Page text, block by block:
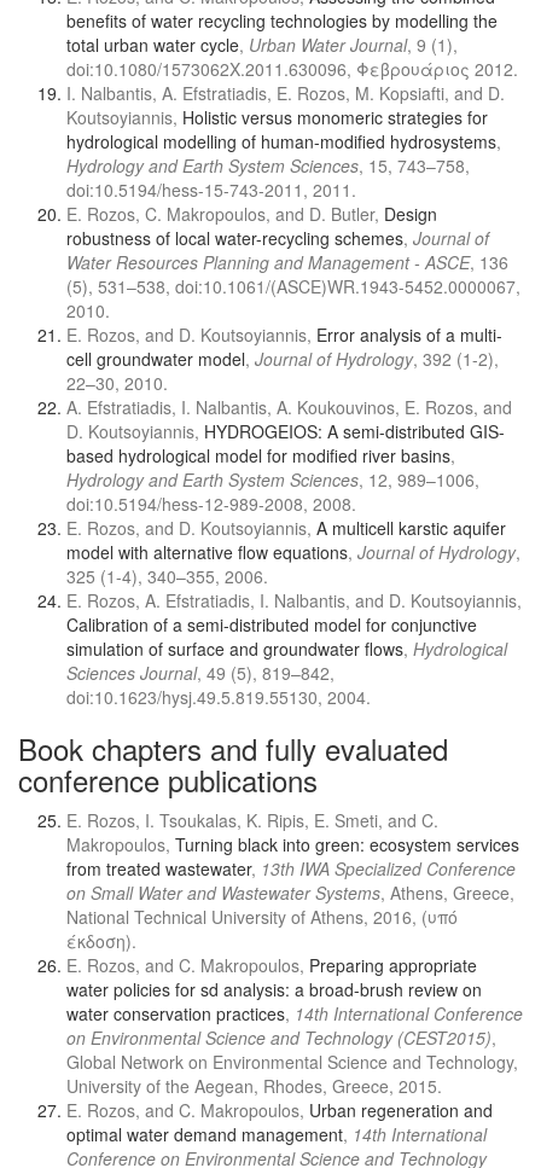
benefits of water recycling technologies by modelling the
total urban water cycle, Urban Water Journal, 9 (1),
doi:10.1080/1573062X.2011.630096, Φεβρουάριος 2012.
I. Nalbantis, A. Efstratiadis, E. Rozos, M. Kopsiafti, and D.
Koutsoyiannis, Holistic versus monomeric strategies for
hydrological modelling of human-modified hydrosystems,
Hydrology and Earth System Sciences, 15, 743–758,
doi:10.5194/hess-15-743-2011, 2011.
E. Rozos, C. Makropoulos, and D. Butler, Design
robustness of local water-recycling schemes, Journal of
Water Resources Planning and Management - ASCE, 136
(5), 531–538, doi:10.1061/(ASCE)WR.1943-5452.0000067,
2010.
E. Rozos, and D. Koutsoyiannis, Error analysis of a multi-
cell groundwater model, Journal of Hydrology, 392 (1-2),
22–30, 2010.
A. Efstratiadis, I. Nalbantis, A. Koukouvinos, E. Rozos, and
D. Koutsoyiannis, HYDROGEIOS: A semi-distributed GIS-
based hydrological model for modified river basins,
Hydrology and Earth System Sciences, 12, 989–1006,
doi:10.5194/hess-12-989-2008, 2008.
E. Rozos, and D. Koutsoyiannis, A multicell karstic aquifer
model with alternative flow equations, Journal of Hydrology,
325 (1-4), 340–355, 2006.
E. Rozos, A. Efstratiadis, I. Nalbantis, and D. Koutsoyiannis,
Calibration of a semi-distributed model for conjunctive
simulation of surface and groundwater flows, Hydrological
Sciences Journal, 49 (5), 819–842,
doi:10.1623/hysj.49.5.819.55130, 2004.
Book chapters and fully evaluated
conference publications
E. Rozos, I. Tsoukalas, K. Ripis, E. Smeti, and C.
Makropoulos, Turning black into green: ecosystem services
from treated wastewater, 13th IWA Specialized Conference
on Small Water and Wastewater Systems, Athens, Greece,
National Technical University of Athens, 2016, (υπό
έκδοση).
E. Rozos, and C. Makropoulos, Preparing appropriate
water policies for sd analysis: a broad-brush review on
water conservation practices, 14th International Conference
on Environmental Science and Technology (CEST2015),
Global Network on Environmental Science and Technology,
University of the Aegean, Rhodes, Greece, 2015.
E. Rozos, and C. Makropoulos, Urban regeneration and
optimal water demand management, 14th International
Conference on Environmental Science and Technology